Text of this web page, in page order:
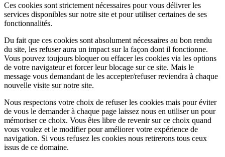
Ces cookies sont strictement nécessaires pour vous délivrer les
services disponibles sur notre site et pour utiliser certaines de ses
fonctionnalités.
Du fait que ces cookies sont absolument nécessaires au bon rendu
du site, les refuser aura un impact sur la façon dont il fonctionne.
Vous pouvez toujours bloquer ou effacer les cookies via les options
de votre navigateur et forcer leur blocage sur ce site. Mais le
message vous demandant de les accepter/refuser reviendra à chaque
nouvelle visite sur notre site.
Nous respectons votre choix de refuser les cookies mais pour éviter
de vous le demander à chaque page laissez nous en utiliser un pour
mémoriser ce choix. Vous êtes libre de revenir sur ce choix quand
vous voulez et le modifier pour améliorer votre expérience de
navigation. Si vous refusez les cookies nous retirerons tous ceux
issus de ce domaine.